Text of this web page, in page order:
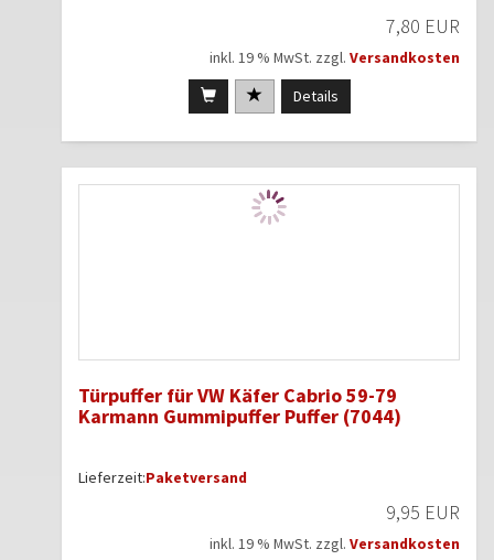
7,80 EUR
inkl. 19 % MwSt. zzgl. Versandkosten
Details
Türpuffer für VW Käfer Cabrio 59-79
Karmann Gummipuffer Puffer (7044)
Lieferzeit:Paketversand
9,95 EUR
inkl. 19 % MwSt. zzgl. Versandkosten